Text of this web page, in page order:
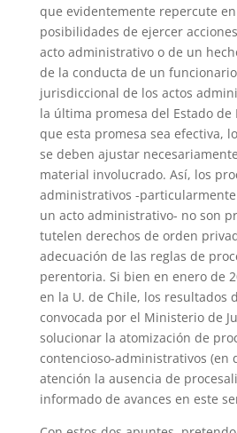
que evidentemente repercute
posibilidades de ejercer
acto administrativo o de un
de la conducta de un
jurisdiccional de los actos
la última promesa del Estado de
que esta promesa sea efectiva,
se deben ajustar
material involucrado. Así, los
administrativos -
un acto administrativo- no son
tutelen derechos de orden
adecuación de las reglas de
perentoria. Si bien en enero de
en la U. de Chile, los resultados
convocada por el Ministerio de
solucionar la atomización de
contencioso-administrativos (en
atención la ausencia de
informado de avances en este